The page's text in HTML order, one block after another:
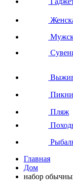
Пляж
Главная
Дом
набор